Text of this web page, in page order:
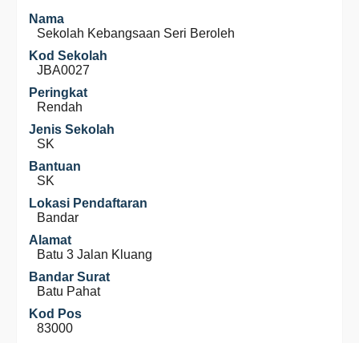
Nama
Sekolah Kebangsaan Seri Beroleh
Kod Sekolah
JBA0027
Peringkat
Rendah
Jenis Sekolah
SK
Bantuan
SK
Lokasi Pendaftaran
Bandar
Alamat
Batu 3 Jalan Kluang
Bandar Surat
Batu Pahat
Kod Pos
83000